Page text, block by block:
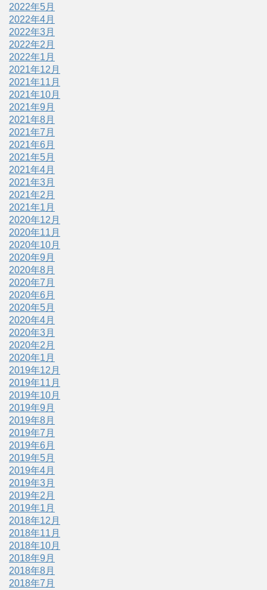
2022年5月
2022年4月
2022年3月
2022年2月
2022年1月
2021年12月
2021年11月
2021年10月
2021年9月
2021年8月
2021年7月
2021年6月
2021年5月
2021年4月
2021年3月
2021年2月
2021年1月
2020年12月
2020年11月
2020年10月
2020年9月
2020年8月
2020年7月
2020年6月
2020年5月
2020年4月
2020年3月
2020年2月
2020年1月
2019年12月
2019年11月
2019年10月
2019年9月
2019年8月
2019年7月
2019年6月
2019年5月
2019年4月
2019年3月
2019年2月
2019年1月
2018年12月
2018年11月
2018年10月
2018年9月
2018年8月
2018年7月